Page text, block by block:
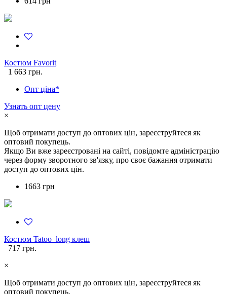
Костюм Favorit
1 663 грн.
Опт ціна*
Узнать опт цену
×
Щоб отримати доступ до оптових цін, зареєструйтеся як
оптовий покупець.
Якщо Ви вже зареєстровані на сайті, повідомте адміністрацію
через форму зворотного зв'язку, про своє бажання отримати
доступ до оптових цін.
1663 грн
Костюм Tatoo_long клеш
717 грн.
×
Щоб отримати доступ до оптових цін, зареєструйтеся як
оптовий покупець.